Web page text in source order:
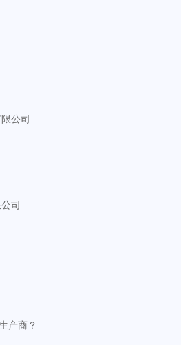
限公司
公司
产商？